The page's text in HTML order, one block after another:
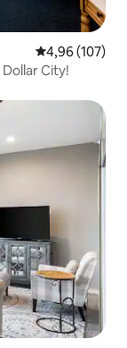
Classificação
4,96 (107)
City!